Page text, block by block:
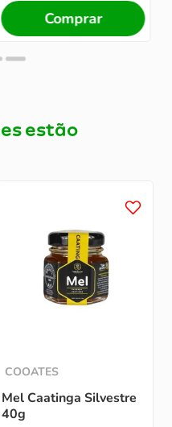
Comprar
estão
COOATES
Mel Caatinga Silvestre
40g